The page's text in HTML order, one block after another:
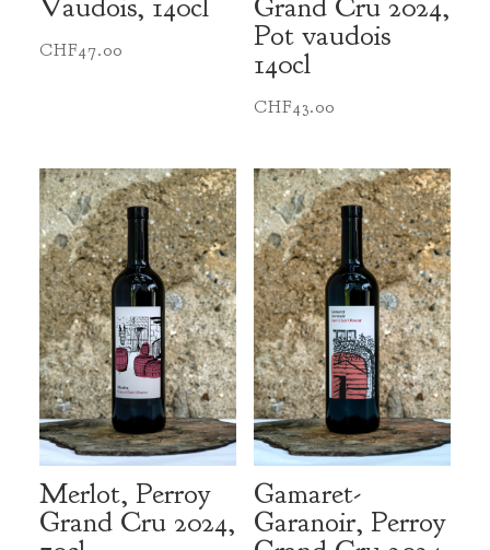
CHF47.00 Pot vaudois
140cl
CHF43.00
Merlot, Perroy
Grand Cru 2024,
Gamaret-
Garanoir, Perroy